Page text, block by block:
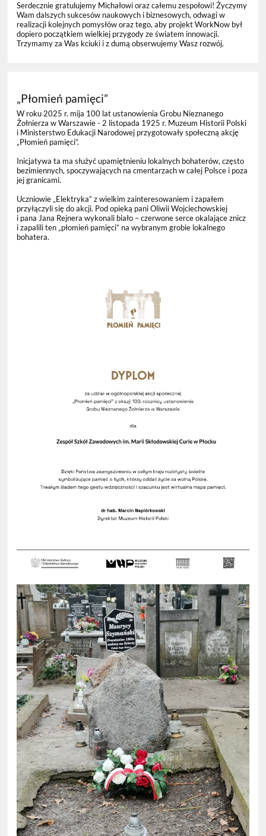
Serdecznie gratulujemy Michałowi oraz całemu zespołowi! Życzymy
Wam dalszych sukcesów naukowych i biznesowych, odwagi w
realizacji kolejnych pomysłów oraz tego, aby projekt WorkNow był
dopiero początkiem wielkiej przygody ze światem innowacji.
Trzymamy za Was kciuki i z dumą obserwujemy Wasz rozwój.
„Płomień pamięci”
W roku 2025 r. mija 100 latustanowienia Grobu Nieznanego
Żołnierza w Warszawie - 2 listopada 1925 r. Muzeum Historii Polski
i Ministerstwo Edukacji Narodowej przygotowały społeczną akcję
„Płomień pamięci”.
Inicjatywa ta ma służyć upamiętnieniu lokalnych bohaterów, często
bezimiennych, spoczywających na cmentarzach w całej Polsce i poza
jej granicami.
Uczniowie „Elektryka” z wielkim zainteresowaniem i zapałem
przyłączyli się do akcji. Pod opieką pani Oliwii Wojciechowskiej
i pana Jana Rejnera wykonali biało – czerwone serce okalające znicz
i zapalili ten „płomień pamięci” na wybranym grobie lokalnego
bohatera.